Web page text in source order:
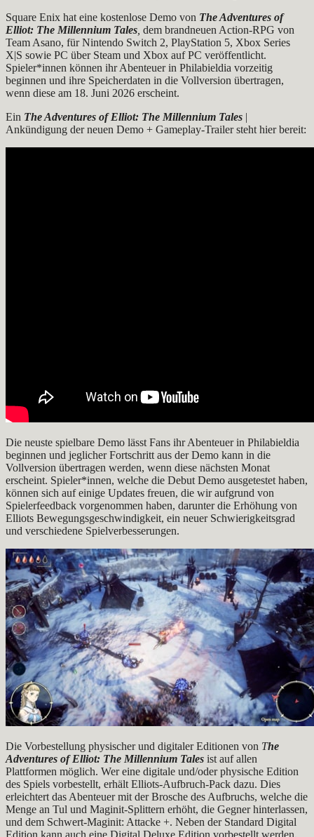
Square Enix hat eine kostenlose Demo von The Adventures of
Elliot: The Millennium Tales dem brandneuen Action-RPG von
Team Asano, für Nintendo Switch 2, PlayStation 5, Xbox Series
X|S sowie PC über Steam und Xbox auf PC veröffentlicht.
Spieler*innen können ihr Abenteuer in Philabieldia vorzeitig
beginnen und ihre Speicherdaten in die Vollversion übertragen,
wenn diese am 18. Juni 2026 erscheint.
Ein The Adventures of Elliot: The Millennium Tales |
Ankündigung der neuen Demo + Gameplay-Trailer steht hier bereit:
Die neuste spielbare Demo lässt Fans ihr Abenteuer in Philabieldia
beginnen und jeglicher Fortschritt aus der Demo kann in die
Vollversion übertragen werden, wenn diese nächsten Monat
erscheint. Spieler*innen, welche die Debut Demo ausgetestet haben,
können sich auf einige Updates freuen, die wir aufgrund von
Spielerfeedback vorgenommen haben, darunter die Erhöhung von
Elliots Bewegungsgeschwindigkeit, ein neuer Schwierigkeitsgrad
und verschiedene Spielverbesserungen.
Die Vorbestellung physischer und digitaler Editionen von The
Adventures of Elliot: The Millennium Tales ist auf allen
Plattformen möglich. Wer eine digitale und/oder physische Edition
des Spiels vorbestellt, erhält Elliots-Aufbruch-Pack dazu. Dies
erleichtert das Abenteuer mit der Brosche des Aufbruchs, welche die
Menge an Tul und Maginit-Splittern erhöht, die Gegner hinterlassen,
und dem Schwert-Maginit: Attacke +. Neben der Standard Digital
Edition kann auch eine Digital Deluxe Edition vorbestellt werden,